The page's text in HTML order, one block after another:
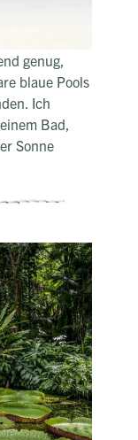
genug,
blaue Pools
Ich
Bad,
Sonne
empor.
Nuss und
Kleid.